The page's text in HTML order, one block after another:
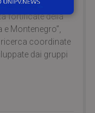
a Verona), si
fortificate della
Montenegro”,
ricerca coordinate
dai gruppi